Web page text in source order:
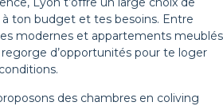
ton budget et tes besoins. Entre
modernes et appartements meublés
d’opportunités pour te loger
des chambres en coliving